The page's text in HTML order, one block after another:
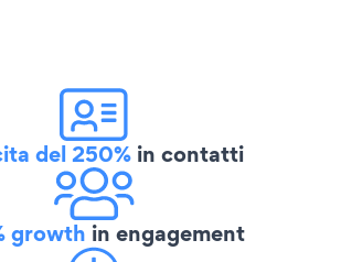
del 250% in contatti
growth in engagement